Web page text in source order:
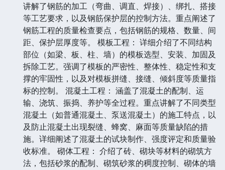
讲解了钢筋的加工（弯曲、调直、焊接）、绑扎、搭接
等工艺要求，以及钢筋保护层的控制方法。重点阐述了
钢筋工程的质量检查要点，包括钢筋的规格、数量、间
距、保护层厚度等。 模板工程： 详细介绍了不同结构
部位（如梁、板、柱、墙）的模板选型、安装、加固及
拆除工艺。强调了模板的严密性、整体性、稳定性和支
撑的牢固性，以及对模板拼缝、接缝、倾斜度等质量指
标的控制。 混凝土工程： 涵盖了混凝土的配制、运
输、浇筑、振捣、养护等全过程。重点讲解了不同类型
混凝土（如普通混凝土、泵送混凝土）的施工特点，以
及防止混凝土出现裂缝、蜂窝、麻面等质量缺陷的措
施。详细阐述了混凝土的试块制作、强度评定和质量验
收标准。 砌体工程： 介绍了砖、砌块等材料的砌筑方
法，包括砂浆的配制、砌筑砂浆的稠度控制、砌体的墙